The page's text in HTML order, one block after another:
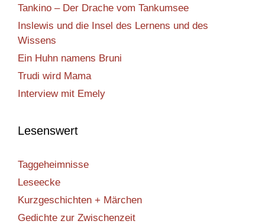
Tankino – Der Drache vom Tankumsee
Inslewis und die Insel des Lernens und des
Wissens
Ein Huhn namens Bruni
Trudi wird Mama
Interview mit Emely
Lesenswert
Taggeheimnisse
Leseecke
Kurzgeschichten + Märchen
Gedichte zur Zwischenzeit